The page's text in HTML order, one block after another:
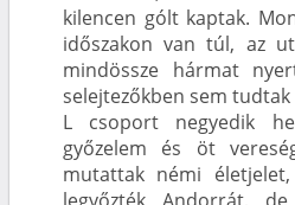
kilencen gólt kaptak.
időszakon van túl, az
mindössze hármat
selejtezőkben sem
L csoport negyedik
győzelem és öt
mutattak némi